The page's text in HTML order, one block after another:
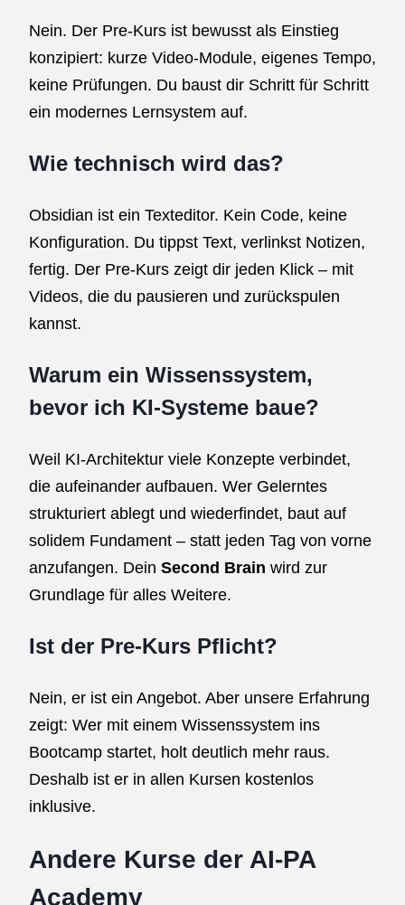
Nein. Der Pre-Kurs ist bewusst als Einstieg
konzipiert: kurze Video-Module, eigenes Tempo,
keine Prüfungen. Du baust dir Schritt für Schritt
ein modernes Lernsystem auf.
Wie technisch wird das?
Obsidian ist ein Texteditor. Kein Code, keine
Konfiguration. Du tippst Text, verlinkst Notizen,
fertig. Der Pre-Kurs zeigt dir jeden Klick – mit
Videos, die du pausieren und zurückspulen
kannst.
Warum ein Wissenssystem,
bevor ich KI-Systeme baue?
Weil KI-Architektur viele Konzepte verbindet,
die aufeinander aufbauen. Wer Gelerntes
strukturiert ablegt und wiederfindet, baut auf
solidem Fundament – statt jeden Tag von vorne
anzufangen. Dein Second Brain wird zur
Grundlage für alles Weitere.
Ist der Pre-Kurs Pflicht?
Nein, er ist ein Angebot. Aber unsere Erfahrung
zeigt: Wer mit einem Wissenssystem ins
Bootcamp startet, holt deutlich mehr raus.
Deshalb ist er in allen Kursen kostenlos
inklusive.
Andere Kurse der AI-PA
Academy